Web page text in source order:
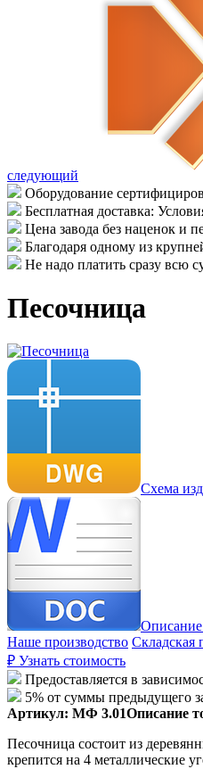
следующий
Оборудование
Бесплатная доставка:
Цена завода без наценок и
Благодаря одному из
Не надо платить сразу всю
Песочница
Схема
Описание
Наше производство Складская
₽ Узнать стоимость
Предоставляется в
5% от суммы предыдущего
Артикул: МФ 3.01Описание
Песочница состоит из
крепится на 4 металлические